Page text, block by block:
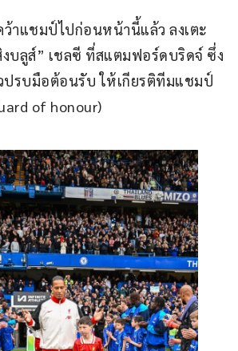
ว้าแชมป์ไปก่อนหน้านี้แล้ว ลงเตะ
บลูส์” เชลซี ที่สแตมฟอร์ดบริดจ์ ซึ่ง
ปรบมือต้อนรับ ให้เกียรติทีมแชมป์
of honour)